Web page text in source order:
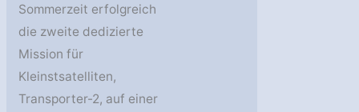
Sommerzeit erfolgreich
die zweite dedizierte
Mission für
Kleinstsatelliten,
Transporter-2, auf einer